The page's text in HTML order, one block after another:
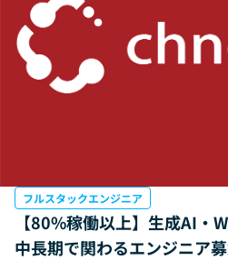
フルスタックエンジニア
【80%稼働以上】生成AI・
中長期で関わるエンジニア